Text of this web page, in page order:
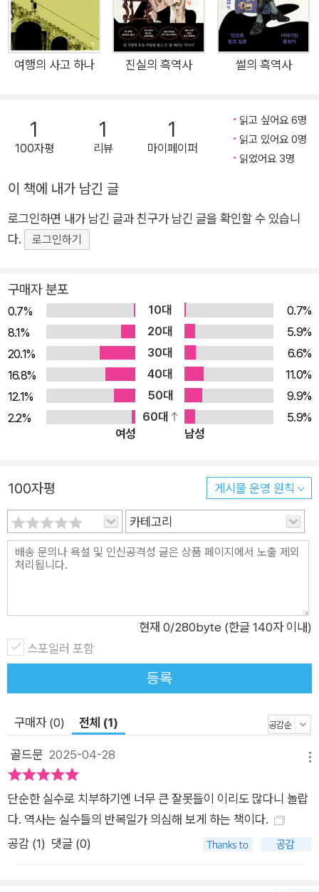
해야 하는 것 또한 우리의 모습이다. 인간은 의도했든 의도하지
않았든 잘못된 결정을 내리고, 후회한다. 금세 까먹는 것 또한 특
성이라 할 수 있다. 우리 뇌는 어떻게 생겨 먹었기에, 우리 마음은
우리가 저지른, 말 그대로 화려한 실패의 역사가 담겨 있다. 영국
《버즈피드》 전 편집장인 저자는 특유의 신랄한 어조로 우리를 뜨
끔하게 만든다. 수많은 매체에서 글을 쓰고 뉴스의 팩트 체크를
해온 만큼 철저히 검증되고 전문적인 자료가 뒷받침되어 있다. 바
가다 보면 전보다 조금은 현명해진 호모 사피엔스 한 사람을 발견
할 수 있을 것이다. 인류의 실패에 지금 도전하라. 인간의 욕심은
똑같은 실수를 반복한다.’ 언젠가 이 말이 인터넷에서 유행처럼
번졌다. 이 말은 거의 모든 상황에 적용되며 많은 패러디를 낳았
다. 그 재치에 피식 웃기만 한 것이 아니라 많은 공감을 했다. 이
유는 이 말 안에 인간 특성의 한 단면이 들어 있기 때문이 아닐까.
우리는 뉴스에서, 주변 사람들에게서, 그리고 자기 자신에게서 지
치지 않고 실수를 반복하는 인간의 모습을 쉽게 본다. 그래서 이
책은 친근하다. 바로 그런 우리의 모습을 조금 더 대규모로, 더 큰
피해를 입히며, 아주 화려하게 저지르는 바보짓들을 담았기 때문
려 지구 크기를 아예 잘못 알고 있었다. 다단계 회사에 다니는 친
구가 귀찮게 구는가? 스코틀랜드의 패터슨은 식민지 건설로 온
국민에게 그릇된 바람과 허영을 불어넣어 국부의 반을 허공에 날
려먹었다. 다른 사람의 말을 오해해 관계가 틀어졌는가? 호라즘
제국은 칭기즈칸의 편지를 잘못 읽어 지도에서 영영 사라지고 말
의 기록들을 읽고 있노라면 그나마 있던 인류애마저 저버리고 싶
을지 모른다. 하지만 이 참담하고 바보 같은 일이 남의 일일 것만
같은가? 정말? 다시 한번 말하지만, 인간의 욕심이 끝이 없고, 똑
을 우리는 단 몇십 년 만에 지나쳐왔다. 전 세계 어느 나라에서도
그만큼 많은 희생도 따랐다. 무심코 지나온 수많은 실패와 실수,
잘못된 결정들이 쌓이고 그것보다 더 많은 이들은 보살펴지지 못
하고 방치되었다. 그래서 한국에서 역사의 중요성은 늘 강조된다.
특히 일본의 식민 지배를 겪으면서 제때 해결하지 못하고 지나온
역사, 왜곡된 채 전해지고 있는 역사책들을 보면 더욱 그렇다. 이
책의 저자는 영국인으로, 식민주의에 앞장섰던 영국을 책 전반에
여행의 사고 하나 진실의 흑역사 썰의 흑역사
1
100자평
1
리뷰
1
마이페이퍼
읽고 싶어요 6명
읽고 있어요 0명
읽었어요 3명
이 책에 내가 남긴 글
로그인하면 내가 남긴 글과 친구가 남긴 글을 확인할 수 있습니
다.
로그인하기
구매자 분포
0.7% 10대
0.7%
8.1%
20대
5.9%
20.1%
30대
6.6%
16.8%
40대
11.0%
12.1%
50대
9.9%
2.2%
60대
5.9%
여성
남성
100자평 게시물 운영 원칙
카테고리
현재 0/280byte (한글 140자 이내)
스포일러 포함
등록
구매자 (0) 전체 (1)
골드문 2025-04-28
단순한 실수로 치부하기엔 너무 큰 잘못들이 이리도 많다니 놀랍
다. 역사는 실수들의 반복일가 의심해 보게 하는 책이다.
공감 (1) 댓글 (0)